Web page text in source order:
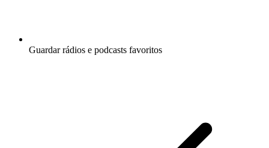
Guardar rádios e podcasts favoritos